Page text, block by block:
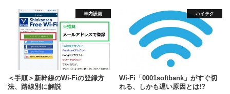
車内設備
＜手順＞新幹線のWi-Fiの登録方
法、路線別に解説
ハイテク
Wi-Fi「0001softbank」がすぐ切
れる、しかも遅い原因とは!?